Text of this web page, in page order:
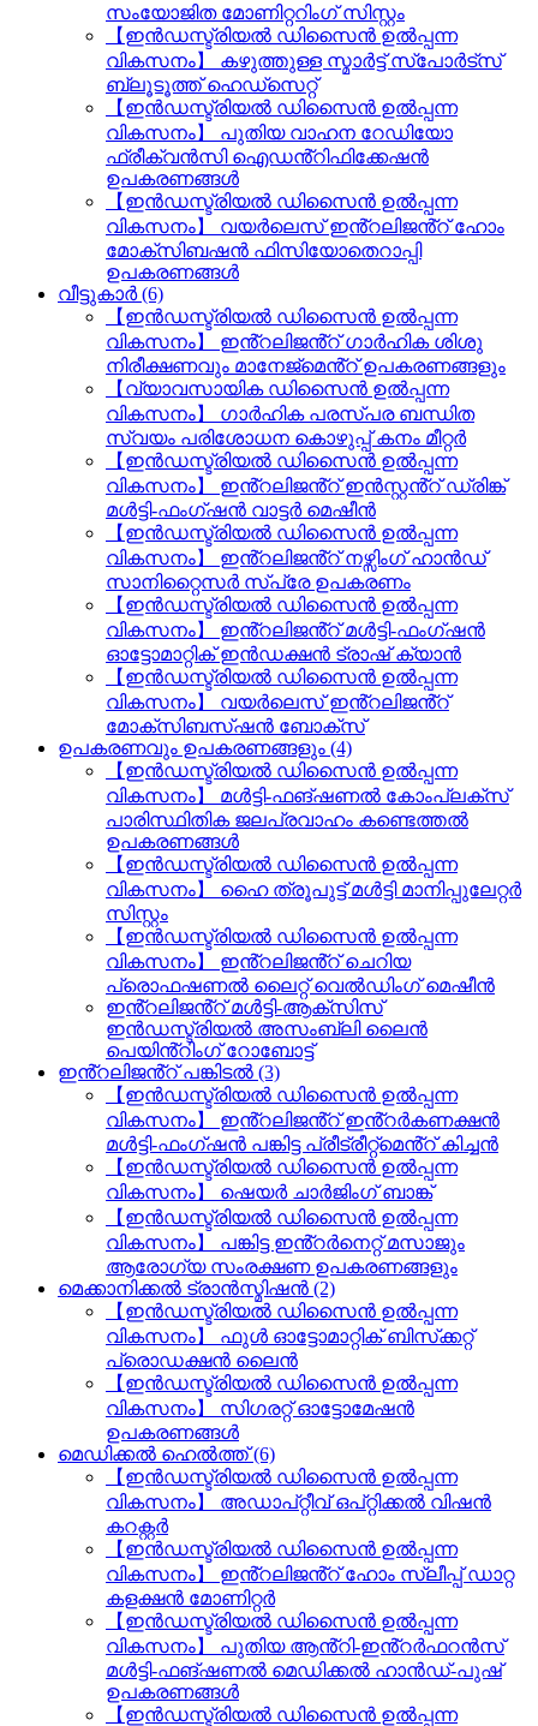
സംയോജിത മോണിറ്ററിംഗ് സിസ്റ്റം
【ഇൻഡസ്ട്രിയൽ ഡിസൈൻ ഉൽപ്പന്ന
വികസനം】 കഴുത്തുള്ള സ്മാർട്ട് സ്പോർട്സ്
ബ്ലൂടൂത്ത് ഹെഡ്സെറ്റ്
【ഇൻഡസ്ട്രിയൽ ഡിസൈൻ ഉൽപ്പന്ന
വികസനം】 പുതിയ വാഹന റേഡിയോ
ഫ്രീക്വൻസി ഐഡൻ്റിഫിക്കേഷൻ
ഉപകരണങ്ങൾ
【ഇൻഡസ്ട്രിയൽ ഡിസൈൻ ഉൽപ്പന്ന
വികസനം】 വയർലെസ് ഇൻ്റലിജൻ്റ് ഹോം
മോക്സിബഷൻ ഫിസിയോതെറാപ്പി
ഉപകരണങ്ങൾ
വീട്ടുകാർ (6)
【ഇൻഡസ്ട്രിയൽ ഡിസൈൻ ഉൽപ്പന്ന
വികസനം】 ഇൻ്റലിജൻ്റ് ഗാർഹിക ശിശു
നിരീക്ഷണവും മാനേജ്മെൻ്റ് ഉപകരണങ്ങളും
【വ്യാവസായിക ഡിസൈൻ ഉൽപ്പന്ന
വികസനം】 ഗാർഹിക പരസ്പര ബന്ധിത
സ്വയം പരിശോധന കൊഴുപ്പ് കനം മീറ്റർ
【ഇൻഡസ്ട്രിയൽ ഡിസൈൻ ഉൽപ്പന്ന
വികസനം】 ഇൻ്റലിജൻ്റ് ഇൻസ്റ്റൻ്റ് ഡ്രിങ്ക്
മൾട്ടി-ഫംഗ്ഷൻ വാട്ടർ മെഷീൻ
【ഇൻഡസ്ട്രിയൽ ഡിസൈൻ ഉൽപ്പന്ന
വികസനം】 ഇൻ്റലിജൻ്റ് നഴ്സിംഗ് ഹാൻഡ്
സാനിറ്റൈസർ സ്പ്രേ ഉപകരണം
【ഇൻഡസ്ട്രിയൽ ഡിസൈൻ ഉൽപ്പന്ന
വികസനം】 ഇൻ്റലിജൻ്റ് മൾട്ടി-ഫംഗ്ഷൻ
ഓട്ടോമാറ്റിക് ഇൻഡക്ഷൻ ട്രാഷ് ക്യാൻ
【ഇൻഡസ്ട്രിയൽ ഡിസൈൻ ഉൽപ്പന്ന
വികസനം】 വയർലെസ് ഇൻ്റലിജൻ്റ്
മോക്സിബസ്ഷൻ ബോക്സ്
ഉപകരണവും ഉപകരണങ്ങളും (4)
【ഇൻഡസ്ട്രിയൽ ഡിസൈൻ ഉൽപ്പന്ന
വികസനം】 മൾട്ടി-ഫങ്ഷണൽ കോംപ്ലക്സ്
പാരിസ്ഥിതിക ജലപ്രവാഹം കണ്ടെത്തൽ
ഉപകരണങ്ങൾ
【ഇൻഡസ്ട്രിയൽ ഡിസൈൻ ഉൽപ്പന്ന
വികസനം】 ഹൈ ത്രൂപുട്ട് മൾട്ടി മാനിപ്പുലേറ്റർ
സിസ്റ്റം
【ഇൻഡസ്ട്രിയൽ ഡിസൈൻ ഉൽപ്പന്ന
വികസനം】 ഇൻ്റലിജൻ്റ് ചെറിയ
പ്രൊഫഷണൽ ലൈറ്റ് വെൽഡിംഗ് മെഷീൻ
ഇൻ്റലിജൻ്റ് മൾട്ടി-ആക്സിസ്
ഇൻഡസ്ട്രിയൽ അസംബ്ലി ലൈൻ
പെയിൻ്റിംഗ് റോബോട്ട്
ഇൻ്റലിജൻ്റ് പങ്കിടൽ (3)
【ഇൻഡസ്ട്രിയൽ ഡിസൈൻ ഉൽപ്പന്ന
വികസനം】 ഇൻ്റലിജൻ്റ് ഇൻ്റർകണക്ഷൻ
മൾട്ടി-ഫംഗ്ഷൻ പങ്കിട്ട പ്രീട്രീറ്റ്മെൻ്റ് കിച്ചൻ
【ഇൻഡസ്ട്രിയൽ ഡിസൈൻ ഉൽപ്പന്ന
വികസനം】 ഷെയർ ചാർജിംഗ് ബാങ്ക്
【ഇൻഡസ്ട്രിയൽ ഡിസൈൻ ഉൽപ്പന്ന
വികസനം】 പങ്കിട്ട ഇൻ്റർനെറ്റ് മസാജും
ആരോഗ്യ സംരക്ഷണ ഉപകരണങ്ങളും
മെക്കാനിക്കൽ ട്രാൻസ്മിഷൻ (2)
【ഇൻഡസ്ട്രിയൽ ഡിസൈൻ ഉൽപ്പന്ന
വികസനം】 ഫുൾ ഓട്ടോമാറ്റിക് ബിസ്‌ക്കറ്റ്
പ്രൊഡക്ഷൻ ലൈൻ
【ഇൻഡസ്ട്രിയൽ ഡിസൈൻ ഉൽപ്പന്ന
വികസനം】 സിഗരറ്റ് ഓട്ടോമേഷൻ
ഉപകരണങ്ങൾ
മെഡിക്കൽ ഹെൽത്ത് (6)
【ഇൻഡസ്ട്രിയൽ ഡിസൈൻ ഉൽപ്പന്ന
വികസനം】 അഡാപ്റ്റീവ് ഒപ്റ്റിക്കൽ വിഷൻ
കറക്റ്റർ
【ഇൻഡസ്ട്രിയൽ ഡിസൈൻ ഉൽപ്പന്ന
വികസനം】 ഇൻ്റലിജൻ്റ് ഹോം സ്ലീപ്പ് ഡാറ്റ
കളക്ഷൻ മോണിറ്റർ
【ഇൻഡസ്ട്രിയൽ ഡിസൈൻ ഉൽപ്പന്ന
വികസനം】 പുതിയ ആൻ്റി-ഇൻ്റർഫറൻസ്
മൾട്ടി-ഫങ്ഷണൽ മെഡിക്കൽ ഹാൻഡ്-പുഷ്
ഉപകരണങ്ങൾ
【ഇൻഡസ്ട്രിയൽ ഡിസൈൻ ഉൽപ്പന്ന